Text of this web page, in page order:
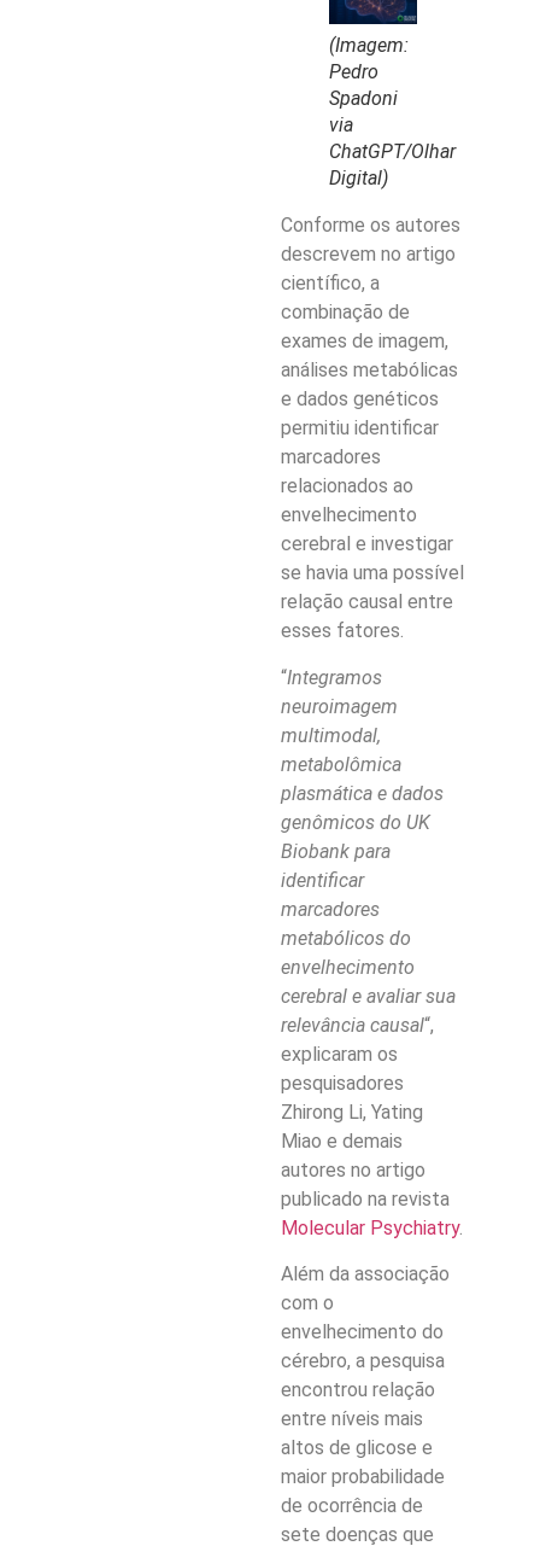
(Imagem:
Pedro
Spadoni
via
ChatGPT/Olhar
Digital)
Conforme os autores
descrevem no artigo
científico, a
combinação de
exames de imagem,
análises metabólicas
e dados genéticos
permitiu identificar
marcadores
relacionados ao
envelhecimento
cerebral e investigar
se havia uma possível
relação causal entre
esses fatores.
“Integramos
neuroimagem
multimodal,
metabolômica
plasmática e dados
genômicos do UK
Biobank para
identificar
marcadores
metabólicos do
envelhecimento
cerebral e avaliar sua
relevância causal“,
explicaram os
pesquisadores
Zhirong Li, Yating
Miao e demais
autores no artigo
publicado na revista
Molecular Psychiatry.
Além da associação
com o
envelhecimento do
cérebro, a pesquisa
encontrou relação
entre níveis mais
altos de glicose e
maior probabilidade
de ocorrência de
sete doenças que